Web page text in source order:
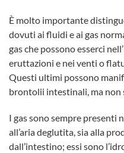
È molto importante
dovuti ai fluidi e ai gas
gas che possono esserci
eruttazioni e nei venti o
Questi ultimi possono
brontolii intestinali, ma non
I gas sono sempre presenti
all’aria deglutita, sia alla
dall’intestino; essi sono